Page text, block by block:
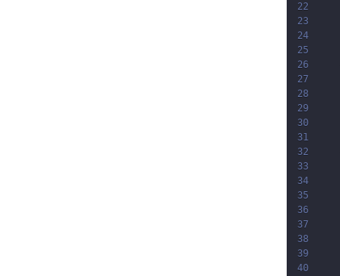
22
23
24
25
26
27
28
29
30
31
32
33
34
35
36
37
38
39
40